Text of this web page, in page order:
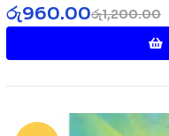
රු1,200.00
රු960.00